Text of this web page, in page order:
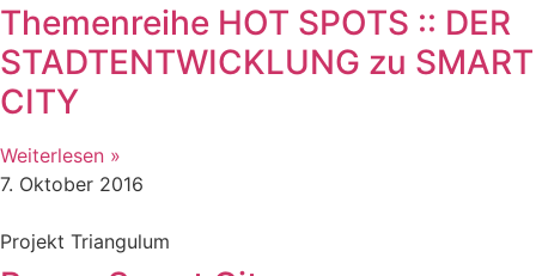
Themenreihe HOT SPOTS :: DER
STADTENTWICKLUNG zu SMART
CITY
Weiterlesen »
7. Oktober 2016
Projekt Triangulum